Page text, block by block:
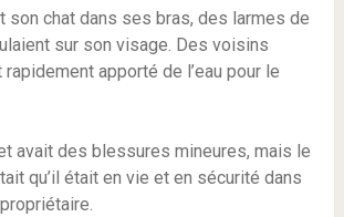
son chat dans ses bras, des larmes de
sur son visage. Des voisins
apporté de l’eau pour le
avait des blessures mineures, mais le
qu’il était en vie et en sécurité dans